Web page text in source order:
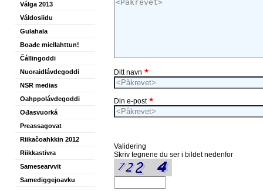
Válga 2013
Váldosiidu
Gulahala
Boađe miellahttun!
Čállingoddi
Nuoraidlávdegoddi
NSR medias
Oahppolávdegoddi
Ođasvuorká
Preassagovat
Riikačoahkkin 2012
Riikkastivra
Samesearvvit
Samediggejoavku
Ditt navn
Din e-post
Validering
Skriv tegnene du ser i bildet nedenfor